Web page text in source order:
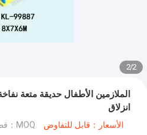
2
/
2
انزلاق
الأسعار：قابل للتفاوض MOQ：قطعة واحدة